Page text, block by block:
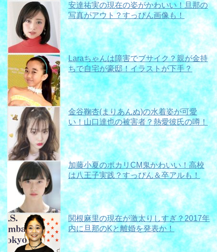
安達祐実の現在の姿がかわいい！旦那の
写真がアウト？すっぴん画像も！
Laraちゃんは障害でブサイク？親が金持
ちで自宅が豪邸！イラストが下手？
金谷鞠杏(まりあんぬ)の水着姿が可愛
い！山口達也の被害者？熱愛彼氏の噂！
加藤小夏のポカリCM鬼かわいい！高校
は八王子実践？すっぴん＆卒アルも！
関根麻里の現在が激太りしすぎ？2017年
内に旦那のKと離婚を発表か！